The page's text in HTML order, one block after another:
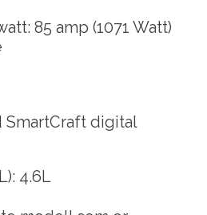
85 amp (1071 Watt)
SmartCraft digital
4.6L